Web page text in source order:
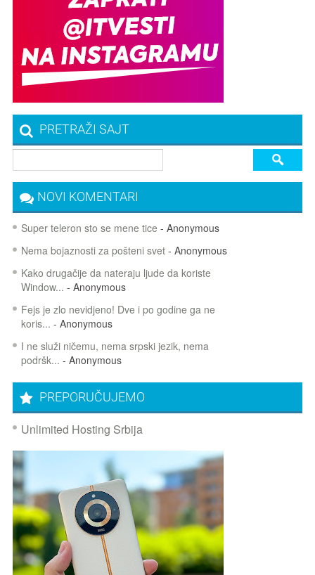
PRETRAŽI SAJT
NOVI KOMENTARI
Super teleron sto se mene tice - Anonymous
Nema bojaznosti za pošteni svet- Anonymous
Kako drugačije da nateraju ljude da koriste
Window... - Anonymous
Fejs je zlo nevidjeno! Dve i po godine ga ne
koris... - Anonymous
I ne služi ničemu, nema srpski jezik, nema
podršk... - Anonymous
PREPORUČUJEMO
Unlimited Hosting Srbija